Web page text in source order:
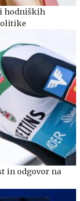
hodniških
in odgovor na